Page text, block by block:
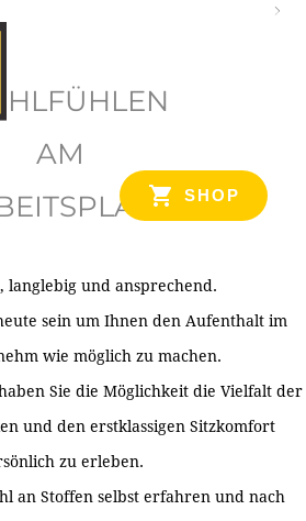
SHOP
AM
langlebig und ansprechend.
sein um Ihnen den Aufenthalt im
wie möglich zu machen.
Sie die Möglichkeit die Vielfalt der
und den erstklassigen Sitzkomfort
zu erleben.
an Stoffen selbst erfahren und nach